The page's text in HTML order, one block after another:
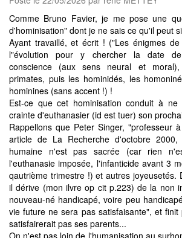
Comme Bruno Favier, je me pose une
d'hominisation" dont je ne sais ce qu'il peut
Ayant travaillé, et écrit ! ("Les énigmes
l"évolution pour y chercher la date
conscience (aux sens neural et
primates, puis les hominidés, les
hominines (sans accent !) !
Est-ce que cet hominisation conduit à
crainte d'euthanasier (id est tuer) son
Rappellons que Peter Singer, "professeur
article de La Recherche d'octobre
humaine n'est pas sacrée (car rien
l'euthanasie imposée, l'infanticide avant 3
qautrième trimestre !) et autres joyeusetés.
il dérive (mon ilvre op cit p.223) de la non
nouveau-né handicapé, voire peu
vie future ne sera pas satisfaisante", et
satisfairerait pas ses parents...